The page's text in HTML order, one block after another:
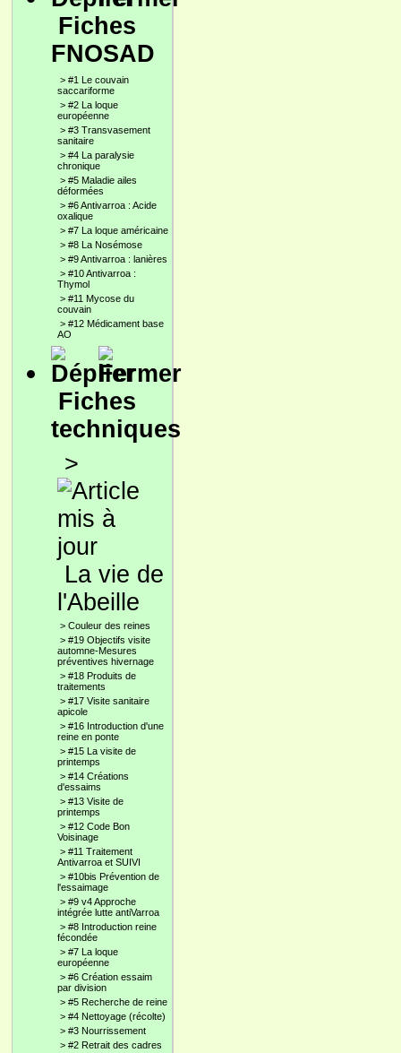
Fiches
FNOSAD
> #1 Le couvain
saccariforme
> #2 La loque
européenne
> #3 Transvasement
sanitaire
> #4 La paralysie
chronique
> #5 Maladie ailes
déformées
> #6 Antivarroa : Acide
oxalique
> #7 La loque américaine
> #8 La Nosémose
> #9 Antivarroa : lanières
> #10 Antivarroa :
Thymol
> #11 Mycose du
couvain
> #12 Médicament base
AO
Fiches
techniques
>
La vie de
l'Abeille
> Couleur des reines
> #19 Objectifs visite
automne-Mesures
préventives hivernage
> #18 Produits de
traitements
> #17 Visite sanitaire
apicole
> #16 Introduction d'une
reine en ponte
> #15 La visite de
printemps
> #14 Créations
d'essaims
> #13 Visite de
printemps
> #12 Code Bon
Voisinage
> #11 Traitement
Antivarroa et SUIVI
> #10bis Prévention de
l'essaimage
> #9 v4 Approche
intégrée lutte antiVarroa
> #8 Introduction reine
fécondée
> #7 La loque
européenne
> #6 Création essaim
par division
> #5 Recherche de reine
> #4 Nettoyage (récolte)
> #3 Nourrissement
> #2 Retrait des cadres